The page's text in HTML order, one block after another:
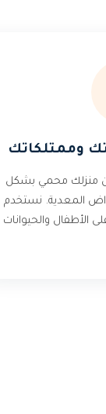
وممتلكاتك
أن منزلك محمي بشكل
المعدية. نستخدم
الأطفال والحيوانات